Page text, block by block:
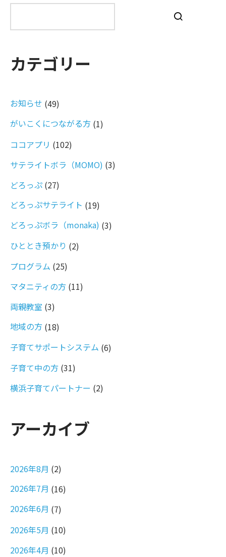
カテゴリー
お知らせ (49)
がいこくにつながる方 (1)
ココアプリ (102)
サテライトボラ（MOMO) (3)
どろっぷ (27)
どろっぷサテライト (19)
どろっぷボラ（monaka) (3)
ひととき預かり (2)
プログラム (25)
マタニティの方 (11)
両親教室 (3)
地域の方 (18)
子育てサポートシステム (6)
子育て中の方 (31)
横浜子育てパートナー (2)
アーカイブ
2026年8月 (2)
2026年7月 (16)
2026年6月 (7)
2026年5月 (10)
2026年4月 (10)